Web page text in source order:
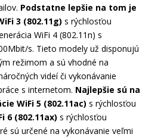
Podstatne lepšie na tom je
3 (802.11g) s rýchlosťou
WiFi 4 (802.11n) s
s. Tieto modely už disponujú
režimom a sú vhodné na
videí či vykonávanie
s internetom. Najlepšie sú na
WiFi 5 (802.11ac) s rýchlosťou
6 (802.11ax) s rýchlosťou
sú určené na vykonávanie veľmi